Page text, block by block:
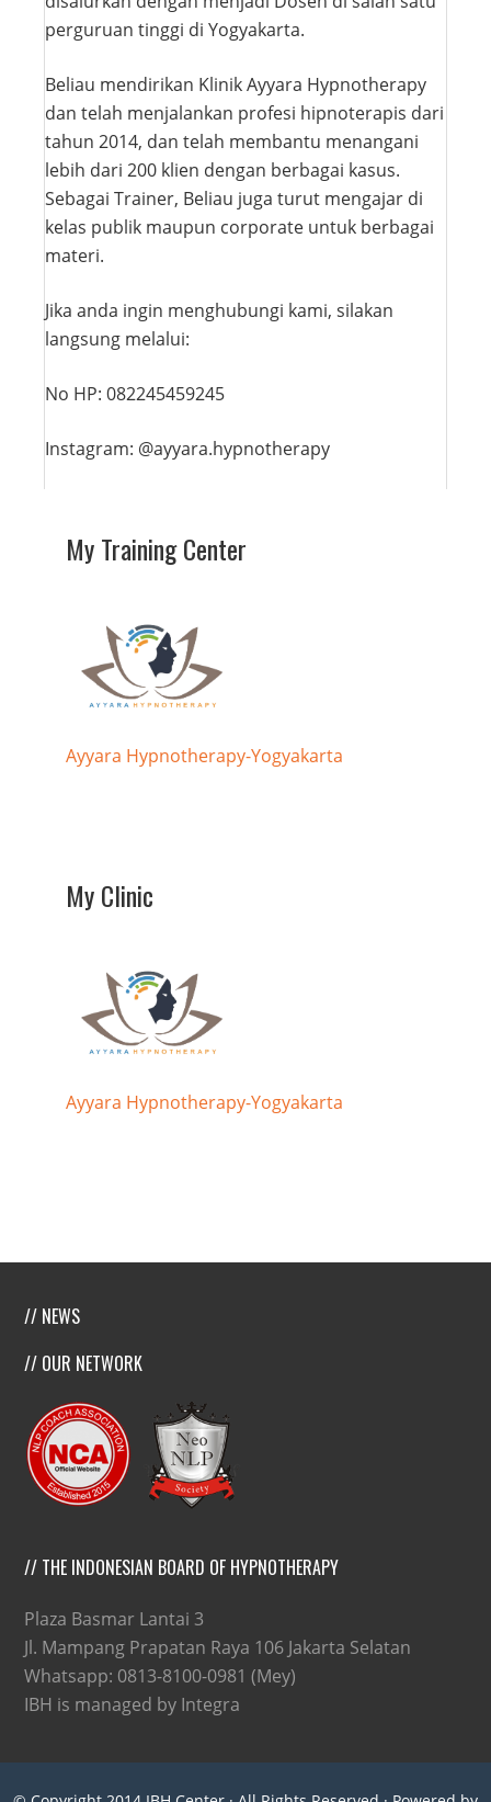
perguruan tinggi di Yogyakarta.
Beliau mendirikan Klinik Ayyara Hypnotherapy
dan telah menjalankan profesi hipnoterapis dari
tahun 2014, dan telah membantu menangani
lebih dari 200 klien dengan berbagai kasus.
Sebagai Trainer, Beliau juga turut mengajar di
kelas publik maupun corporate untuk berbagai
materi.
Jika anda ingin menghubungi kami, silakan
langsung melalui:
No HP: 082245459245
Instagram: @ayyara.hypnotherapy
My Training Center
Ayyara Hypnotherapy-Yogyakarta
My Clinic
Ayyara Hypnotherapy-Yogyakarta
// NEWS
// OUR NETWORK
// THE INDONESIAN BOARD OF HYPNOTHERAPY
Plaza Basmar Lantai 3
Jl. Mampang Prapatan Raya 106 Jakarta Selatan
Whatsapp: 0813-8100-0981 (Mey)
IBH is managed by Integra